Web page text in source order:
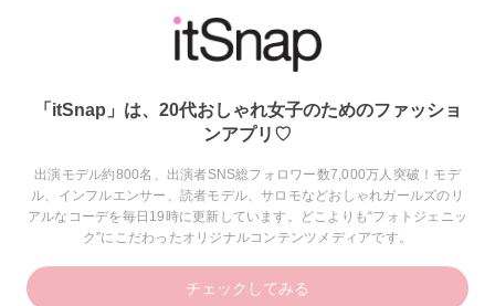
「itSnap」は、20代おしゃれ女子のためのファッショ
ンアプリ♡
出演モデル約800名、出演者SNS総フォロワー数7,000万人突破！モデ
ル、インフルエンサー、読者モデル、サロモなどおしゃれガールズのリ
アルなコーデを毎日19時に更新しています。どこよりも“フォトジェニッ
ク”にこだわったオリジナルコンテンツメディアです。
チェックしてみる